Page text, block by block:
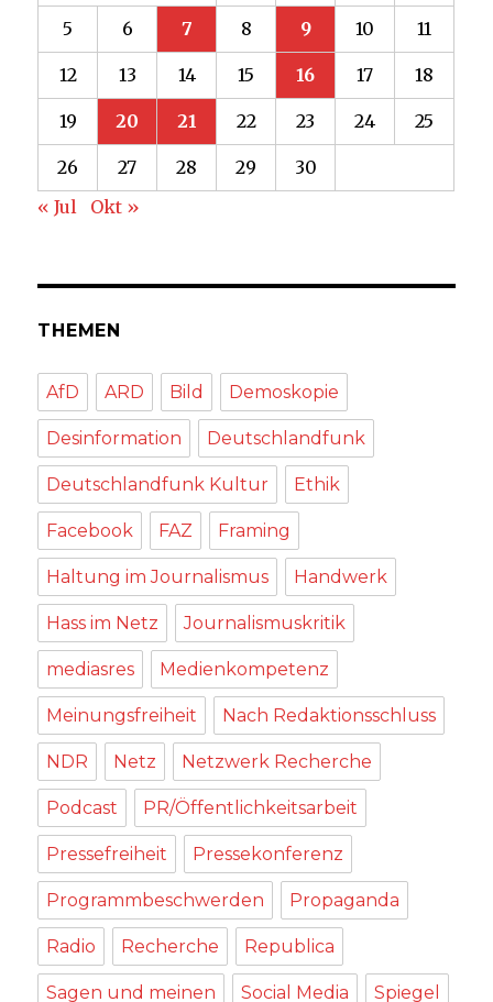
5 6 7 8 9 10 11
12 13 14 15 16 17 18
19 20 21 22 23 24 25
26 27 28 29
30
« Jul
Okt »
THEMEN
AfD ARD Bild Demoskopie
Desinformation Deutschlandfunk
Deutschlandfunk Kultur Ethik
Facebook FAZ Framing
Haltung im Journalismus Handwerk
Hass im Netz Journalismuskritik
mediasres Medienkompetenz
Meinungsfreiheit Nach Redaktionsschluss
NDR Netz Netzwerk Recherche
Podcast PR/Öffentlichkeitsarbeit
Pressefreiheit Pressekonferenz
Programmbeschwerden Propaganda
Radio Recherche Republica
Sagen und meinen Social Media Spiegel